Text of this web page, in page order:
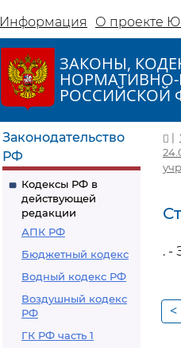
Информация О проекте
ЗАКОНЫ,
РОССИЙСКОЙ
Законодательство
РФ
Кодексы РФ в
действующей
редакции
АПК РФ
Бюджетный кодекс
Водный кодекс РФ
Воздушный кодекс
РФ
ГК РФ часть 1
|
. -
<